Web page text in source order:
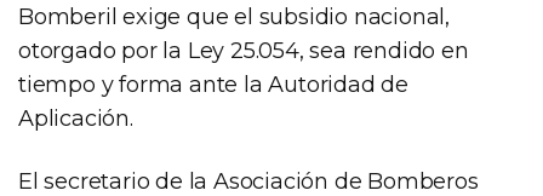
Bomberil exige que el subsidio nacional,
otorgado por la Ley 25.054, sea rendido en
tiempo y forma ante la Autoridad de
Aplicación.
El secretario de la Asociación de Bomberos